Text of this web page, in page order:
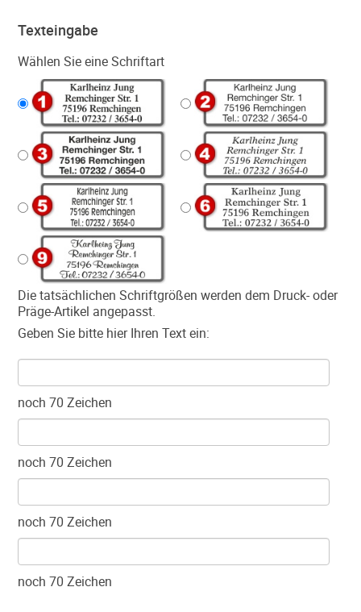
Texteingabe
Wählen Sie eine Schriftart
Die tatsächlichen Schriftgrößen werden dem Druck- oder
Präge-Artikel angepasst.
Geben Sie bitte hier Ihren Text ein:
noch70 Zeichen
noch70 Zeichen
noch70 Zeichen
noch70 Zeichen